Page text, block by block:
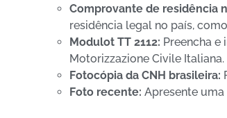
Comprovante de residência
residência legal no país,
Modulot TT 2112: Preencha
Motorizzazione Civile Italiana.
Fotocópia da CNH brasileira:
Foto recente: Apresente